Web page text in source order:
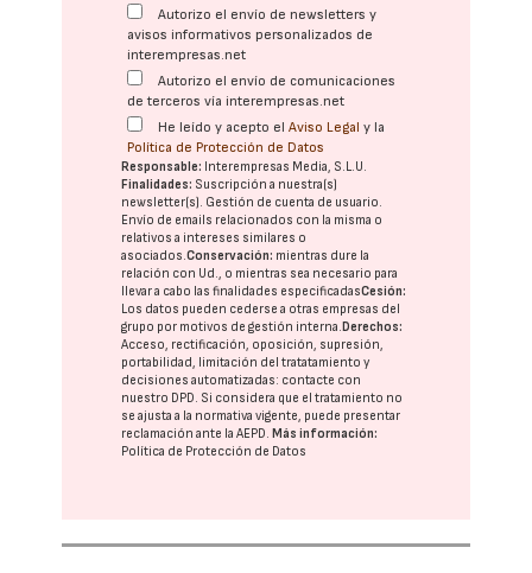
Autorizo el envío de newsletters y
avisos informativos personalizados de
interempresas.net
Autorizo el envío de comunicaciones
de terceros vía interempresas.net
He leído y acepto elAviso Legal y la
Política de Protección de Datos
Responsable: Interempresas Media, S.L.U.
Finalidades: Suscripción a nuestra(s)
newsletter(s). Gestión de cuenta de usuario.
Envío de emails relacionados con la misma o
relativos a intereses similares o
asociados.Conservación: mientras dure la
relación con Ud., o mientras sea necesario para
llevar a cabo las finalidades especificadasCesión:
Los datos pueden cederse a otras empresas del
grupo por motivos de gestión interna. Derechos:
Acceso, rectificación, oposición, supresión,
portabilidad, limitación del tratatamiento y
decisiones automatizadas: contacte con
nuestro DPD. Si considera que el tratamiento no
se ajusta a la normativa vigente, puede presentar
reclamación ante laAEPD. Más información:
Política de Protección de Datos